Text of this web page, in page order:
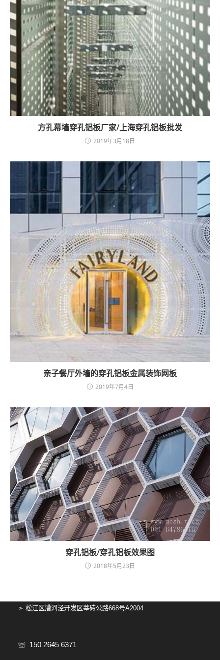
方孔幕墙穿孔铝板厂家/上海穿孔铝板批发
2019年3月18日
亲子餐厅外墙的穿孔铝板金属装饰网板
2019年7月4日
穿孔铝板/穿孔铝板效果图
2018年5月23日
➣ 松江区漕河泾开发区莘砖公路668号A2004
☏ 150 2645 6371